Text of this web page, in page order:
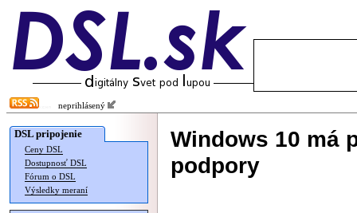
neprihlásený
DSL pripojenie
Ceny DSL
Dostupnosť DSL
Fórum o DSL
Výsledky meraní
Windows 10 má
podpory